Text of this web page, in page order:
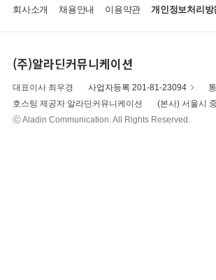
회사소개 채용안내 이용약관 개인정보처리방
(주)알라딘커뮤니케이션
대표이사 최우경 사업자등록 201-81-23094
호스팅 제공자 알라딘커뮤니케이션
(본사) 서울시
ⓒ Aladin Communication. All Rights Reserved.